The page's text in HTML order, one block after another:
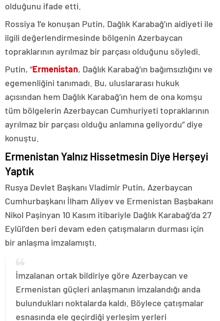
olduğunu ifade etti.
Rossiya 1’e konuşan Putin, Dağlık Karabağ’ın aidiyeti ile
ilgili değerlendirmesinde bölgenin Azerbaycan
topraklarının ayrılmaz bir parçası olduğunu söyledi.
Putin, “Ermenistan, Dağlık Karabağ’ın bağımsızlığını ve
egemenliğini tanımadı. Bu, uluslararası hukuk
açısından hem Dağlık Karabağ’ın hem de ona komşu
tüm bölgelerin Azerbaycan Cumhuriyeti topraklarının
ayrılmaz bir parçası olduğu anlamına geliyordu” diye
konuştu.
Ermenistan Yalnız Hissetmesin Diye Herşeyi
Yaptık
Rusya Devlet Başkanı Vladimir Putin, Azerbaycan
Cumhurbaşkanı İlham Aliyev ve Ermenistan Başbakanı
Nikol Paşinyan 10 Kasım itibariyle Dağlık Karabağ’da 27
Eylül’den beri devam eden çatışmaların durması için
bir anlaşma imzalamıştı.
İmzalanan ortak bildiriye göre Azerbaycan ve
Ermenistan güçleri anlaşmanın imzalandığı anda
bulundukları noktalarda kaldı. Böylece çatışmalar
esnasında ele geçirdiği yerleşim yerleri